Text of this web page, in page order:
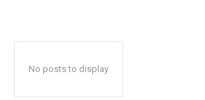
No posts to display